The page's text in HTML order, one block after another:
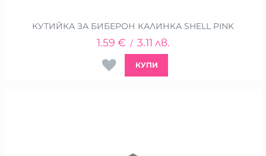
КУТИЙКА ЗА БИБЕРОН КАЛИНКА SHELL PINK
1.59 € / 3.11 лв.
КУПИ